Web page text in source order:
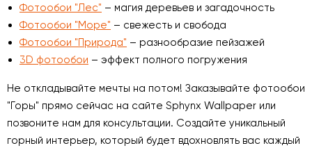
Фотообои "Лес" – магия деревьев и загадочность
Фотообои "Море" – свежесть и свобода
Фотообои "Природа" – разнообразие пейзажей
3D фотообои – эффект полного погружения
Не откладывайте мечты на потом! Заказывайте фотообои
"Горы" прямо сейчас на сайте Sphynx Wallpaper или
позвоните нам для консультации. Создайте уникальный
горный интерьер, который будет вдохновлять вас каждый